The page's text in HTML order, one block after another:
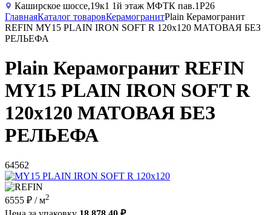
Каширское шоссе,19к1 1й этаж МФТК пав.1Р26
ГлавнаяКаталог товаровКерамогранитPlain Керамогранит
REFIN MY15 PLAIN IRON SOFT R 120x120 МАТОВАЯ БЕЗ
РЕЛЬЕФА
Plain Керамогранит REFIN
MY15 PLAIN IRON SOFT R
120x120 МАТОВАЯ БЕЗ
РЕЛЬЕФА
64562
6555 ₽ / м2